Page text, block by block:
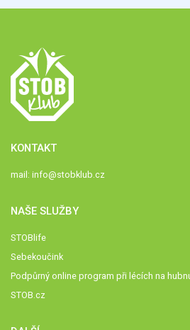
KONTAKT
mail: info@stobklub.cz
NAŠE SLUŽBY
STOBlife
Sebekoučink
Podpůrný online program při lécích na
STOB.cz